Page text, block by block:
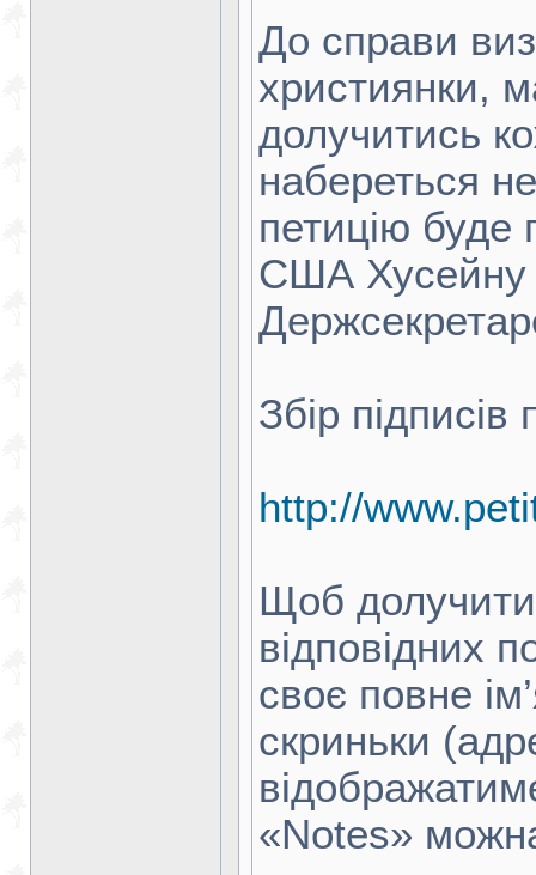
До справи
християнки,
долучитись
набереться
петицію буде
США Хусейну
Збір
http://
Щоб долучити
відповідних
своє повне
скриньки
«Notes»